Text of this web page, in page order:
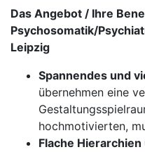
Das Angebot / Ihre
Psychosomatik/
Leipzig
Spannendes und
übernehmen eine
hochmotivierten,
Flache